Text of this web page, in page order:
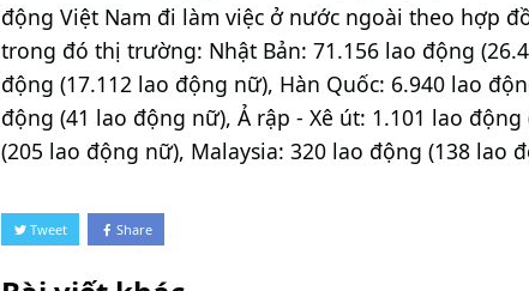
động Việt Nam đi làm việc ở nước ngoài theo hợp
trong đó thị trường: Nhật Bản: 71.156 lao động
động (17.112 lao động nữ), Hàn Quốc: 6.940 lao
động (41 lao động nữ), Ả rập - Xê út: 1.101 lao
(205 lao động nữ), Malaysia: 320 lao động (138 lao
Tweet Share